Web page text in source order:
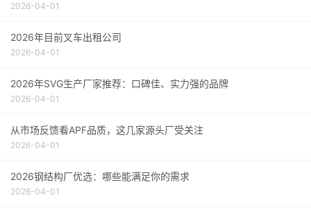
2026-04-01
2026年目前叉车出租公司
2026-04-01
2026年SVG生产厂家推荐：口碑佳、实力强的品牌
2026-04-01
从市场反馈看APF品质，这几家源头厂受关注
2026-04-01
2026钢结构厂优选：哪些能满足你的需求
2026-04-01